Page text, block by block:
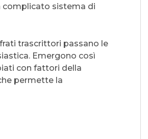
complicato sistema di
trascrittori passano le
Emergono così
con fattori della
permette la